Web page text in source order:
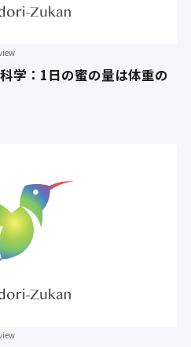
学：1日の蜜の量は体重の